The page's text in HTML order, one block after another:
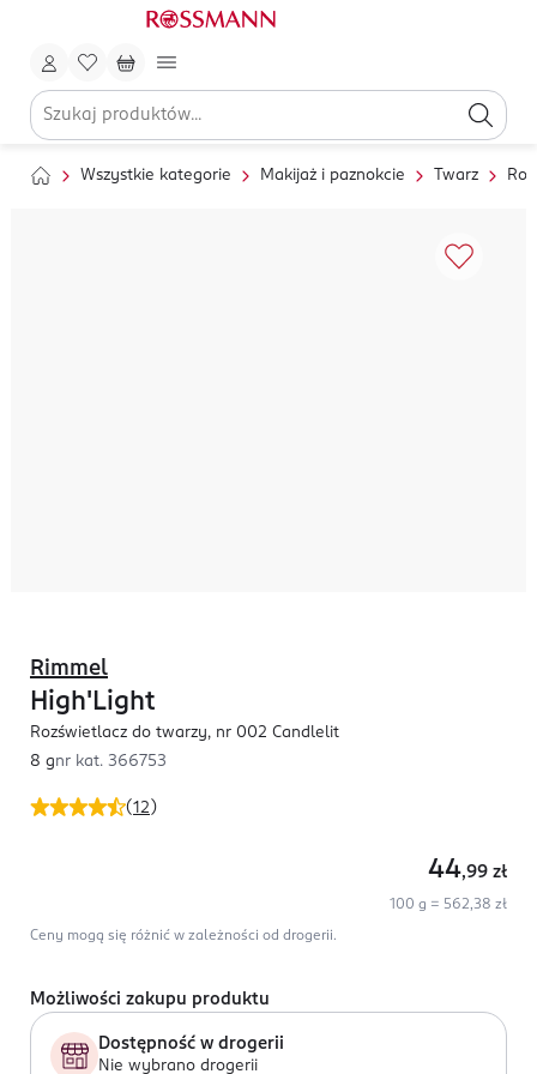
Wszystkie kategorie Makijaż i paznokcie Twarz
(12 )
Rimmel
High'Light
Rozświetlacz do twarzy, nr 002 Candlelit
8 gnr kat. 366753
44,99 zł
100 g = 562,38 zł
Ceny mogą się różnić w zależności od drogerii.
Możliwości zakupu produktu
Dostępność w drogerii
Nie wybrano drogerii